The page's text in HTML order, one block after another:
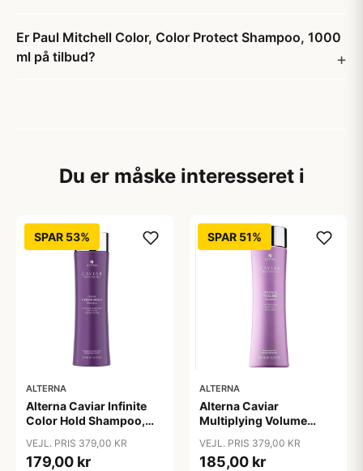
Er Paul Mitchell Color, Color Protect Shampoo, 1000
ml på tilbud?
Du er måske interesseret i
SPAR 53%
ALTERNA
Alterna Caviar Infinite
Color Hold Shampoo,
VEJL. PRIS 379,00 KR
179,00 kr
SPAR 51%
ALTERNA
Alterna Caviar
Multiplying Volume
VEJL. PRIS 379,00 KR
185,00 kr